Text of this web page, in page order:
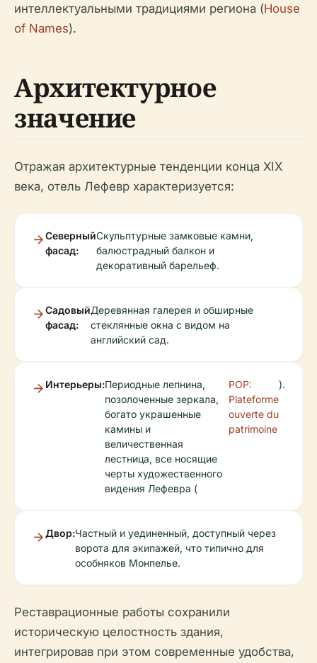
интеллектуальными традициями региона (House
of Names).
Архитектурное
значение
Отражая архитектурные тенденции конца XIX
века, отель Лефевр характеризуется:
Северный
фасад:
Скульптурные замковые камни,
балюстрадный балкон и
декоративный барельеф.
Садовый
фасад:
Деревянная галерея и обширные
стеклянные окна с видом на
английский сад.
Интерьеры:Периодные лепнина,
позолоченные зеркала,
богато украшенные
камины и
величественная
лестница, все носящие
черты художественного
видения Лефевра (
POP:
Plateforme
ouverte du
patrimoine
).
Двор:Частный и уединенный, доступный через
ворота для экипажей, что типично для
особняков Монпелье.
Реставрационные работы сохранили
историческую целостность здания,
интегрировав при этом современные удобства,